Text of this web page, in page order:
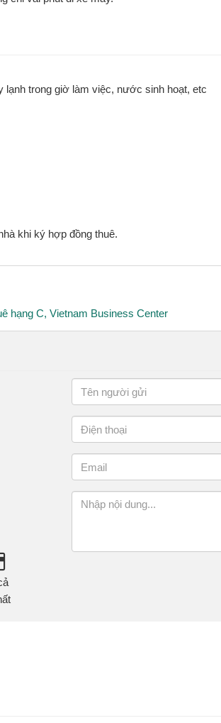
lạnh trong giờ làm việc, nước sinh hoạt, etc
khi ký hợp đồng thuê.
hạng C, Vietnam Business Center